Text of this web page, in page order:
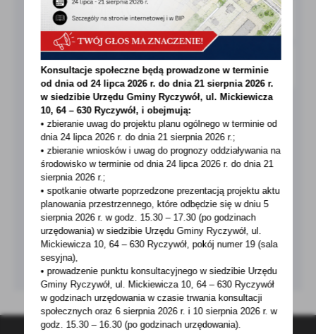
treści w postaci wiadomości, ofert, komunikatów mediów
społecznościowych.
Konsultacje społeczne będą prowadzone w terminie
od dnia od 24 lipca 2026 r. do dnia 21 sierpnia 2026 r.
w siedzibie Urzędu Gminy Ryczywół, ul. Mickiewicza
10, 64 – 630 Ryczywół, i obejmują:
• zbieranie uwag do projektu planu ogólnego w terminie od
dnia 24 lipca 2026 r. do dnia 21 sierpnia 2026 r.;
• zbieranie wniosków i uwag do prognozy oddziaływania na
środowisko w terminie od dnia 24 lipca 2026 r. do dnia 21
sierpnia 2026 r.;
• spotkanie otwarte poprzedzone prezentacją projektu aktu
planowania przestrzennego, które odbędzie się w dniu 5
sierpnia 2026 r.w godz. 15.30 – 17.30 (po godzinach
urzędowania) w siedzibie Urzędu Gminy Ryczywół, ul.
Mickiewicza 10, 64 – 630 Ryczywół, pokójnumer 19 (sala
sesyjna),
• prowadzenie punktu konsultacyjnego w siedzibie Urzędu
Gminy Ryczywół, ul. Mickiewicza 10, 64 – 630 Ryczywół
w godzinachurzędowania w czasie trwania konsultacji
społecznych oraz 6 sierpnia 2026 r. i 10 sierpnia 2026 r. w
godz. 15.30 – 16.30 (po godzinachurzędowania).